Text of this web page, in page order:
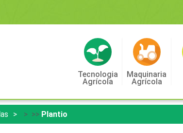
Tecnologia
Agrícola
Maquinaria
Agrícola
> >> Plantio